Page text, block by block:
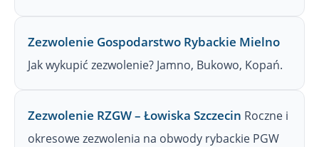
Zezwolenie Gospodarstwo Rybackie Mielno
Jak wykupić zezwolenie? Jamno, Bukowo, Kopań.
Zezwolenie RZGW – Łowiska Szczecin Roczne i
okresowe zezwolenia na obwody rybackie PGW